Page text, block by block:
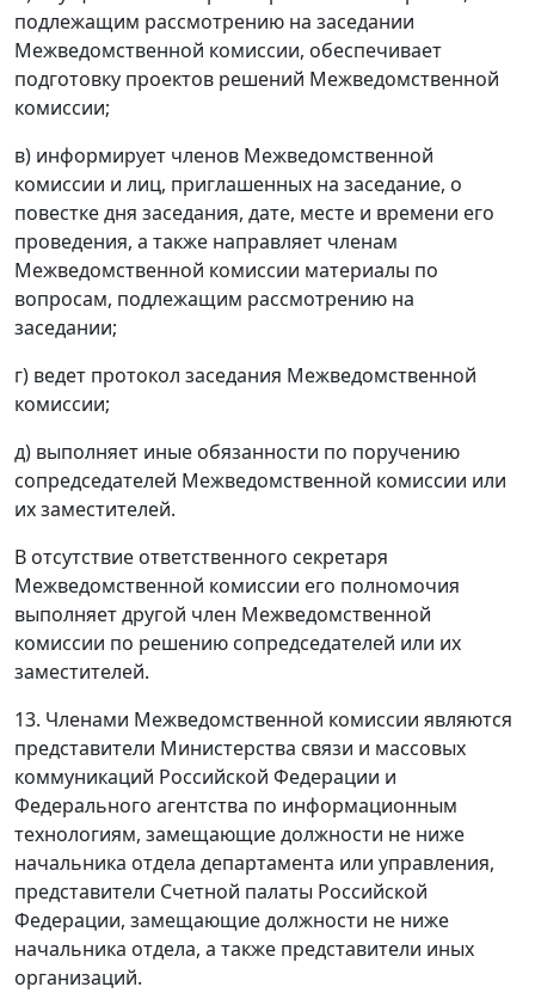
подлежащим рассмотрению на заседании
Межведомственной комиссии, обеспечивает
подготовку проектов решений Межведомственной
комиссии;
в) информирует членов Межведомственной
комиссии и лиц, приглашенных на заседание, о
повестке дня заседания, дате, месте и времени его
проведения, а также направляет членам
Межведомственной комиссии материалы по
вопросам, подлежащим рассмотрению на
заседании;
г) ведет протокол заседания Межведомственной
комиссии;
д) выполняет иные обязанности по поручению
сопредседателей Межведомственной комиссии или
их заместителей.
В отсутствие ответственного секретаря
Межведомственной комиссии его полномочия
выполняет другой член Межведомственной
комиссии по решению сопредседателей или их
заместителей.
13. Членами Межведомственной комиссии являются
представители Министерства связи и массовых
коммуникаций Российской Федерации и
Федерального агентства по информационным
технологиям, замещающие должности не ниже
начальника отдела департамента или управления,
представители Счетной палаты Российской
Федерации, замещающие должности не ниже
начальника отдела, а также представители иных
организаций.